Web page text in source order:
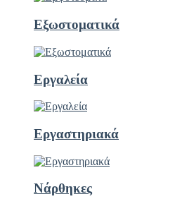
Εξωστοματικά
Εργαλεία
Εργαστηριακά
Νάρθηκες